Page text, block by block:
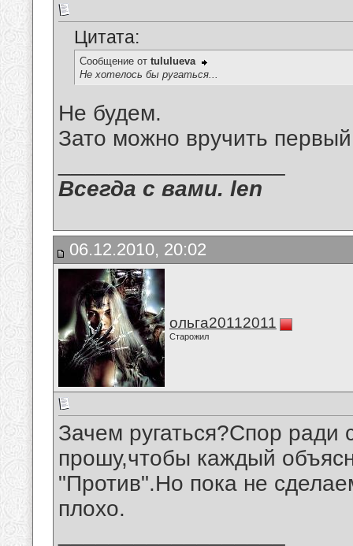
Цитата:
Сообщение от tululueva
Не хотелось бы ругаться...
Не будем.
Зато можно вручить
Всегда с вами. len
06.12.2010, 20:02
ольга20112011
Старожил
Зачем ругаться?Спор ради
прошу,чтобы каждый
"Против".Но пока не
плохо.